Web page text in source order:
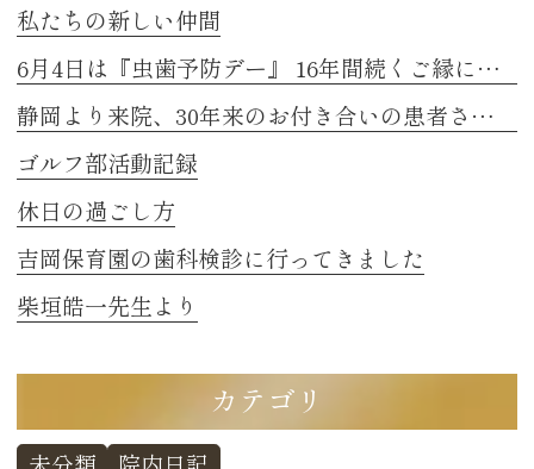
私たちの新しい仲間
6月4日は『虫歯予防デー』 16年間続くご縁に感謝
静岡より来院、30年来のお付き合いの患者さまのお話し 2
ゴルフ部活動記録
休日の過ごし方
吉岡保育園の歯科検診に行ってきました
柴垣皓一先生より
カテゴリ